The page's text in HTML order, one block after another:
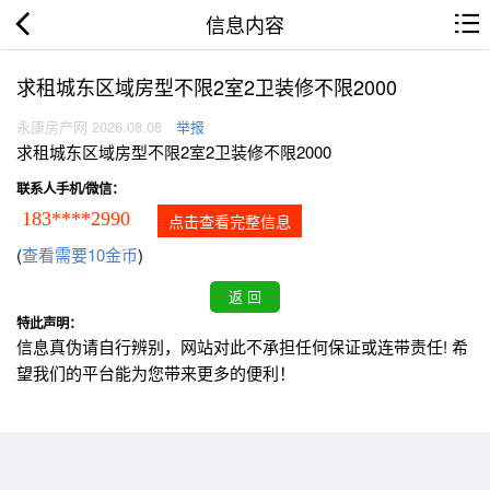
信息内容
求租城东区域房型不限2室2卫装修不限2000
永康房产网 2026.08.08 举报
求租城东区域房型不限2室2卫装修不限2000
联系人手机/微信：
183****2990 点击查看完整信息
(查看需要10金币)
特此声明：
信息真伪请自行辨别，网站对此不承担任何保证或连带责任! 希
望我们的平台能为您带来更多的便利！